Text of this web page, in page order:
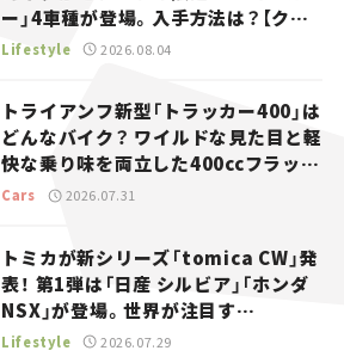
ー」4車種が登場。入手方法は？【クル
マとホビー】
Lifestyle 2026.08.04
トライアンフ新型「トラッカー400」は
どんなバイク？ ワイルドな見た目と軽
快な乗り味を両立した400ccフラット
トラッカー【試乗レビュー】
Cars 2026.07.31
トミカが新シリーズ「tomica CW」発
表！ 第1弾は「日産 シルビア」「ホンダ
NSX」が登場。世界が注目す
る“JDM”に焦点【クルマとホビー】
Lifestyle 2026.07.29